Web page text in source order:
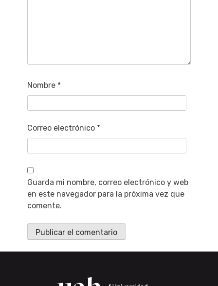
Nombre *
Correo electrónico *
Guarda mi nombre, correo electrónico y web
en este navegador para la próxima vez que
comente.